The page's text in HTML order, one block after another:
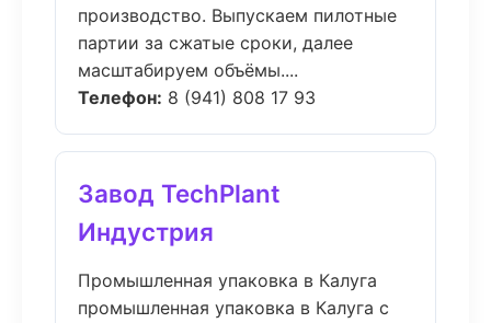
производство. Выпускаем пилотные
партии за сжатые сроки, далее
масштабируем объёмы....
Телефон: 8 (941) 808 17 93
Завод TechPlant
Индустрия
Промышленная упаковка в Калуга
промышленная упаковка в Калуга с